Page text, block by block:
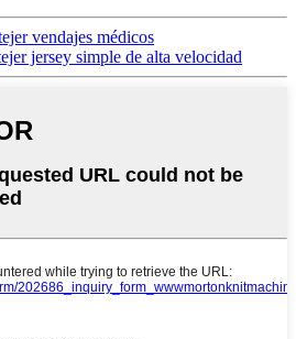
vendajes médicos
jersey simple de alta velocidad